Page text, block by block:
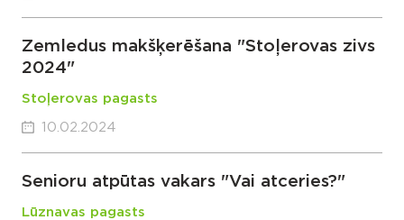
Zemledus makšķerēšana "Stoļerovas zivs
2024"
Stoļerovas pagasts
10.02.2024
Senioru atpūtas vakars "Vai atceries?"
Lūznavas pagasts